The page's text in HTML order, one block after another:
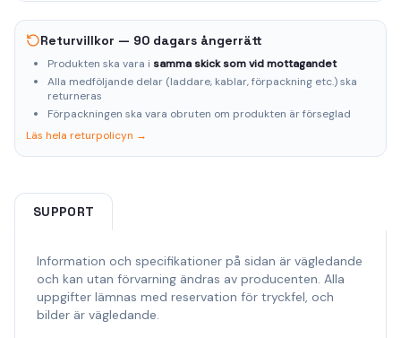
Returvillkor — 90 dagars ångerrätt
Produkten ska vara i samma skick som vid mottagandet
Alla medföljande delar (laddare, kablar, förpackning etc.) ska
returneras
Förpackningen ska vara obruten om produkten är förseglad
Läs hela returpolicyn →
SUPPORT
Information och specifikationer på sidan är vägledande
och kan utan förvarning ändras av producenten. Alla
uppgifter lämnas med reservation för tryckfel, och
bilder är vägledande.